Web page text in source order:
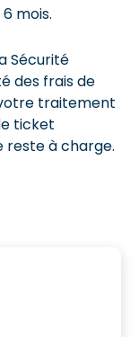
mois.
Sécurité
des frais de
traitement
ticket
reste à charge.